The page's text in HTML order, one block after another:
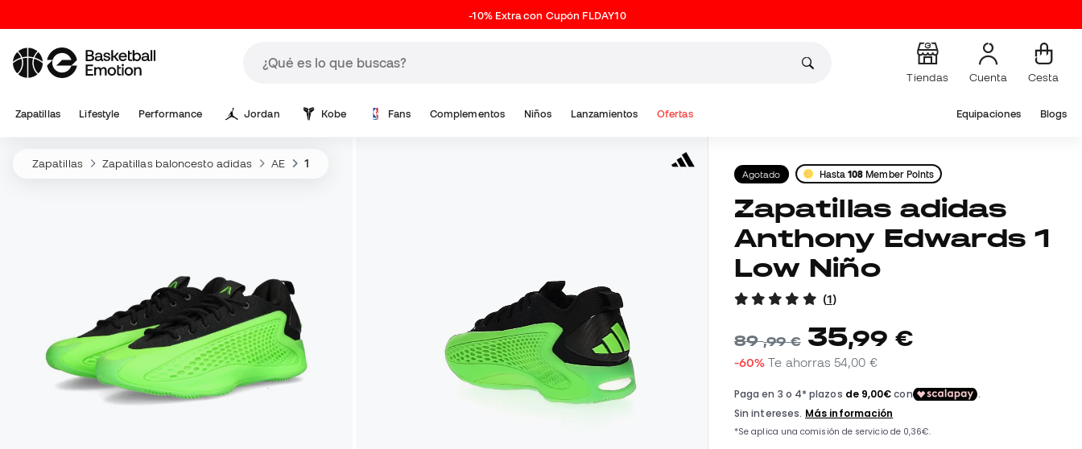
-10% Extra con Cupón FLDAY10
Tiendas Cuenta Cesta
Zapatillas Lifestyle Performance Jordan Kobe Fans Complementos Niños Lanzamientos Ofertas Equipaciones Blogs
Zapatillas Zapatillas baloncesto adidas AE 1
Agotado Hasta108 Member Points
Zapatillas adidas
Anthony Edwards 1
Low Niño
(1)
89,99 € 35,99 €
-60% Te ahorras54,00 €